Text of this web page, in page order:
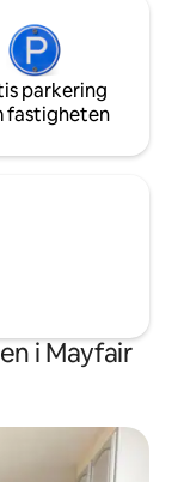
parkering
fastigheten
i Mayfair